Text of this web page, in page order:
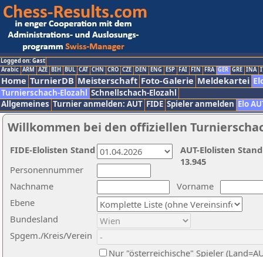
Logged on: Gast
Arabic ARM AZE BIH BUL CAT CHN CRO CZE DEN ENG ESP FAI FIN FRA GER GRE INA
Home TurnierDB Meisterschaft Foto-Galerie Meldekartei
Turnierschach-Elozahl Schnellschach-Elozahl
Allgemeines Turnier anmelden: AUT FIDE Spieler anmelden Elo
Willkommen bei den offiziellen
Nachname
Vorname
Ebene
Personennummer
Bundesland
Spgem./Kreis/Verein
Nur "österreichische" Spieler
AUT-Elolisten
13.945
FIDE-Elolisten Stand